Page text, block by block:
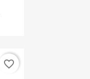
favorite_border